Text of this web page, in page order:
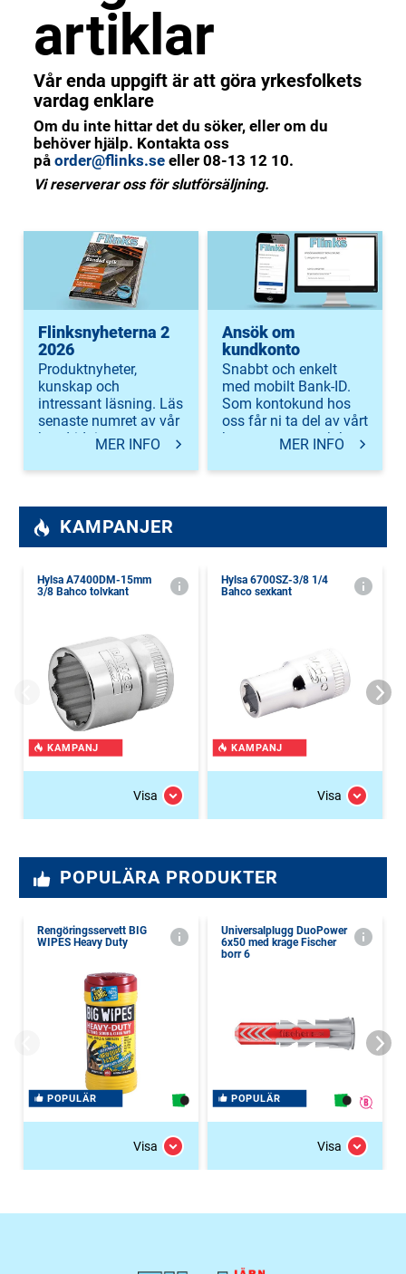
artiklar
Vår enda uppgift är att göra yrkesfolkets
vardag enklare
Om du inte hittar det du söker, eller om du
behöver hjälp. Kontakta oss
på order@flinks.se eller 08-13 12 10.
Vi reserverar oss för slutförsäljning.
Flinksnyheterna 2
2026
Produktnyheter,
kunskap och
intressant läsning. Läs
senaste numret av vår
kundtidning.MER INFO
Ansök om
kundkonto
Snabbt och enkelt
med mobilt Bank-ID.
Som kontokund hos
oss får ni ta del av vårt
bonussystem och kan
skapa inloggning till
vår e-handel.
MER INFO
KAMPANJER
Hylsa A7400DM-15mm
3/8 Bahco tolvkant
KAMPANJ
Visa
Hylsa 6700SZ-3/8 1/4
Bahco sexkant
KAMPANJ
Visa
POPULÄRA PRODUKTER
Rengöringsservett BIG
WIPES Heavy Duty
POPULÄR
Visa
Universalplugg DuoPower
6x50 med krage Fischer
borr 6
POPULÄR
Visa